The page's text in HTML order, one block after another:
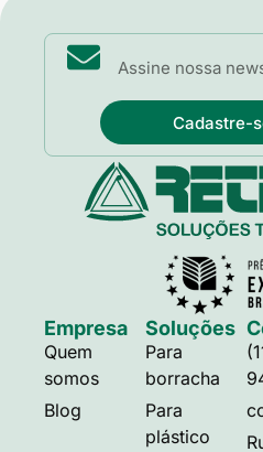
Cadastre-
Empresa
Quem
somos
Blog
Soluções
Para
borracha
Para
plástico